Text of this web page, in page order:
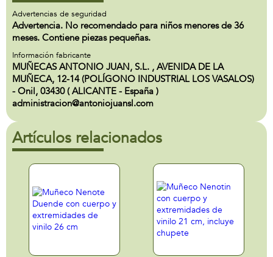
Advertencias de seguridad
Advertencia. No recomendado para niños menores de 36
meses. Contiene piezas pequeñas.
Información fabricante
MUÑECAS ANTONIO JUAN, S.L. , AVENIDA DE LA
MUÑECA, 12-14 (POLÍGONO INDUSTRIAL LOS VASALOS)
- Onil, 03430 ( ALICANTE - España )
administracion@antoniojuansl.com
Artículos relacionados